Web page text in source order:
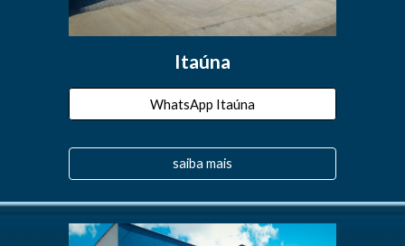
Itaúna
WhatsApp Itaúna
saiba mais